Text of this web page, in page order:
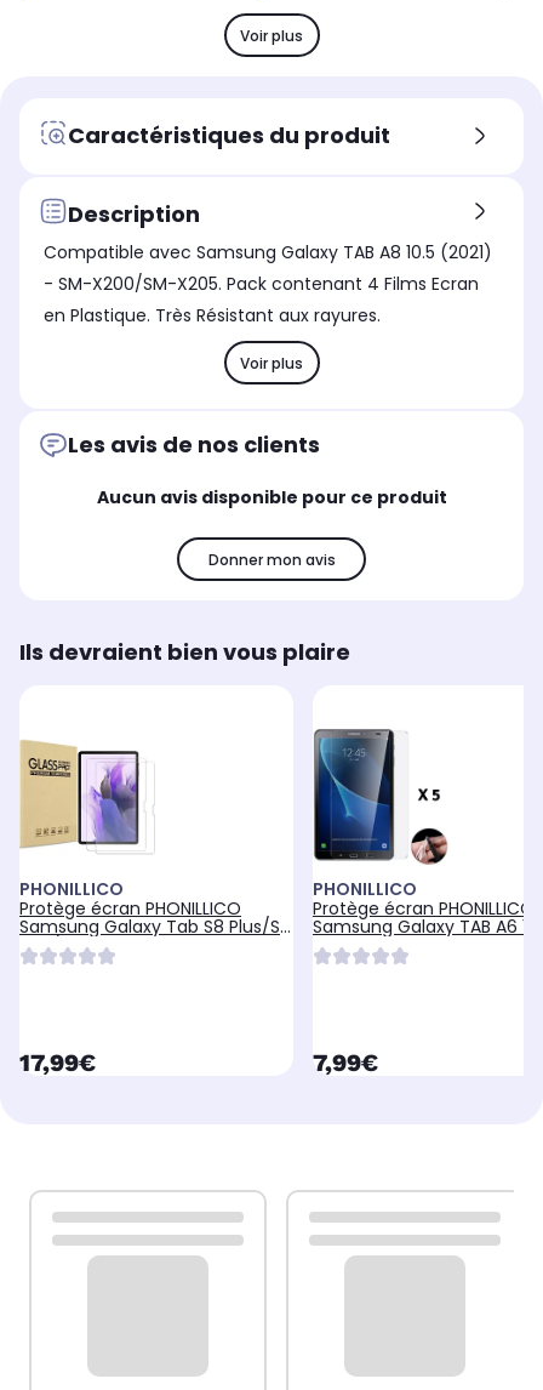
Coloris extérieur
Transparent
Voir plus
Caractéristiques du produit
Description
Compatible avec Samsung Galaxy TAB A8 10.5 (2021)
- SM-X200/SM-X205. Pack contenant 4 Films Ecran
en Plastique. Très Résistant aux rayures.
Voir plus
Les avis de nos clients
Aucun avis disponible pour ce produit
Donner mon avis
Ils devraient bien vous plaire
PHONILLICO
Protège écran PHONILLICO
Samsung Galaxy Tab S8 Plus/S7
Plus/S7 FE
currentPrice
17,99€
PHONILLICO
Protège écran PHONILLICO
Samsung Galaxy TAB A6
Plastique
currentPrice
7,99€